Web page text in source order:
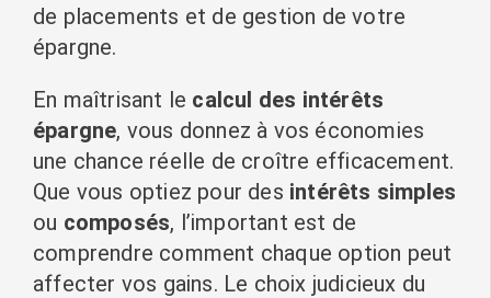
de placements et de gestion de votre
épargne.
En maîtrisant le calcul des intérêts
épargne, vous donnez à vos économies
une chance réelle de croître efficacement.
Que vous optiez pour des intérêts simples
ou composés, l’important est de
comprendre comment chaque option peut
affecter vos gains. Le choix judicieux du